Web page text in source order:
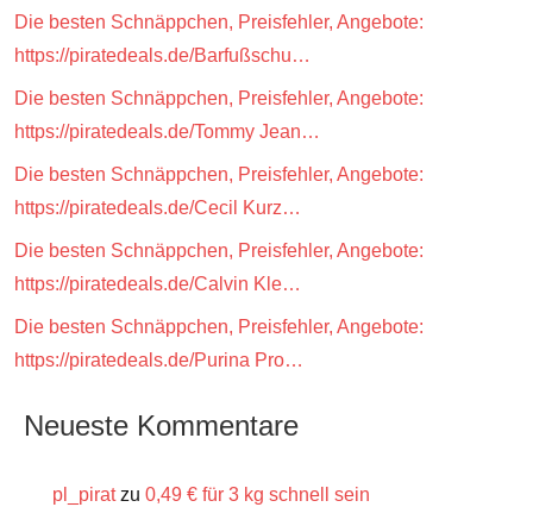
Die besten Schnäppchen, Preisfehler, Angebote:
https://piratedeals.de/Barfußschu…
Die besten Schnäppchen, Preisfehler, Angebote:
https://piratedeals.de/Tommy Jean…
Die besten Schnäppchen, Preisfehler, Angebote:
https://piratedeals.de/Cecil Kurz…
Die besten Schnäppchen, Preisfehler, Angebote:
https://piratedeals.de/Calvin Kle…
Die besten Schnäppchen, Preisfehler, Angebote:
https://piratedeals.de/Purina Pro…
Neueste Kommentare
pl_piratzu 0,49 € für 3 kg schnell sein